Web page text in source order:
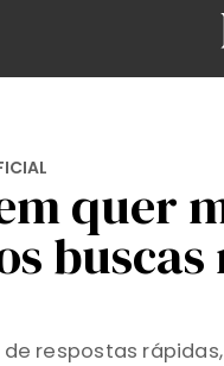
quer
respostas